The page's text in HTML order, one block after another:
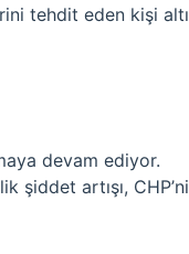
tehdit eden kişi
devam ediyor.
şiddet artışı,